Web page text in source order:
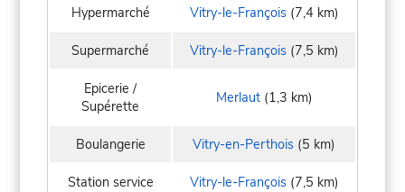
Hypermarché Vitry-le-François(7,4 km)
Supermarché Vitry-le-François(7,5 km)
Epicerie /
Supérette
Merlaut(1,3 km)
Boulangerie Vitry-en-Perthois (5 km)
Station service Vitry-le-François(7,5 km)